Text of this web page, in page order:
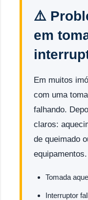
⚠️
em
Em muitos
com uma
falhando.
claros:
de queimado
equipamentos.
Tomada
Interruptor